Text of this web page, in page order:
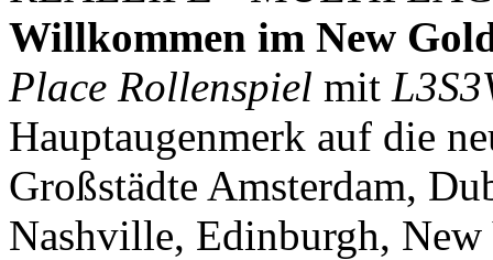
Willkommen im New
Place Rollenspiel mit
Hauptaugenmerk auf die
Großstädte Amsterdam,
Nashville, Edinburgh,